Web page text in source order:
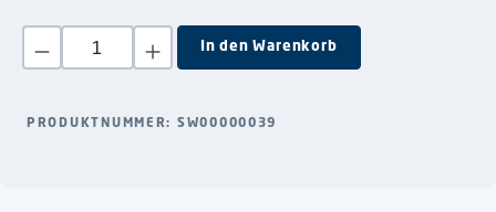
Produkt Anzahl: Gib den gewünschten Wert ein oder benutze
In den Warenkorb
PRODUKTNUMMER: SW00000039